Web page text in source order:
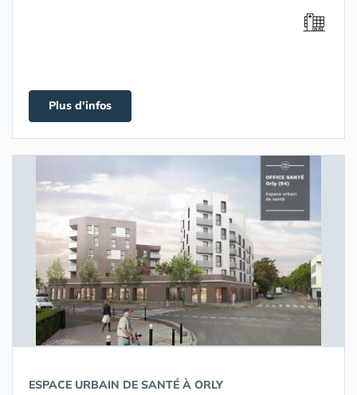
Plus d'infos
ESPACE URBAIN DE SANTÉ À ORLY